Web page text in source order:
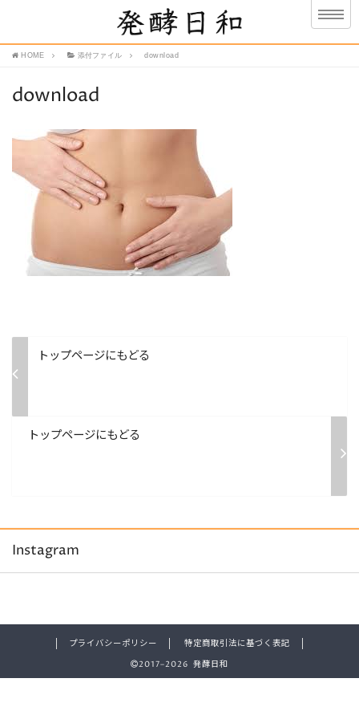
HOME 添付ファイル download
download
トップページにもどる
トップページにもどる
Instagram
プライバシーポリシー
特定商取引法に基づく表記
2017–2026 発酵日和